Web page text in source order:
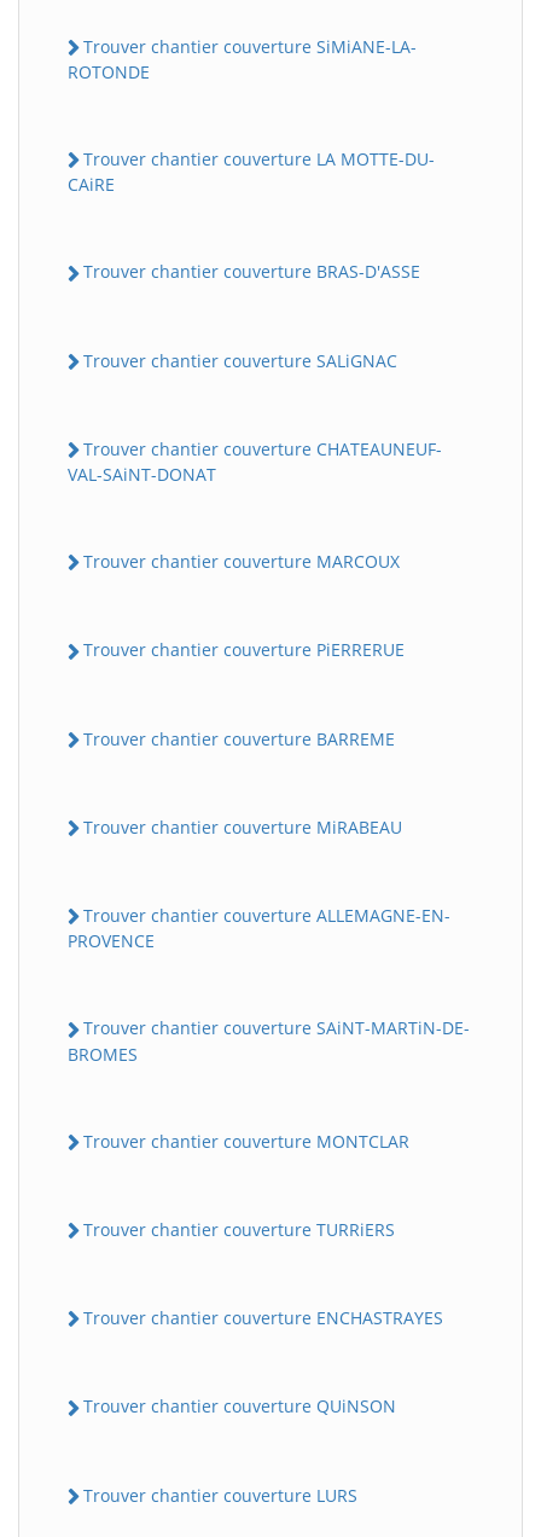
Trouver chantier couverture SiMiANE-LA-
ROTONDE
Trouver chantier couverture LA MOTTE-DU-
CAiRE
Trouver chantier couverture BRAS-D'ASSE
Trouver chantier couverture SALiGNAC
Trouver chantier couverture CHATEAUNEUF-
VAL-SAiNT-DONAT
Trouver chantier couverture MARCOUX
Trouver chantier couverture PiERRERUE
Trouver chantier couverture BARREME
Trouver chantier couverture MiRABEAU
Trouver chantier couverture ALLEMAGNE-EN-
PROVENCE
Trouver chantier couverture SAiNT-MARTiN-DE-
BROMES
Trouver chantier couverture MONTCLAR
Trouver chantier couverture TURRiERS
Trouver chantier couverture ENCHASTRAYES
Trouver chantier couverture QUiNSON
Trouver chantier couverture LURS